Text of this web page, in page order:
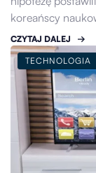
koreańscy
CZYTAJ DALEJ
TECHNOLOGIA